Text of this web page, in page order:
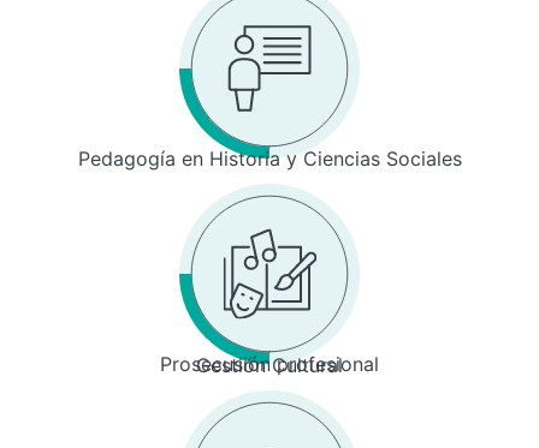
Pedagogía en Historia y Ciencias Sociales
Prosecusión profesional
Gestión Cultural